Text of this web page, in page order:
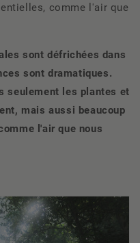
comme l'air que
sont défrichées dans
sont dramatiques.
seulement les plantes et
mais aussi beaucoup
l'air que nous